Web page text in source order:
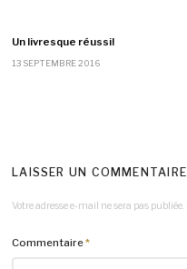
Un livresque réussi!
13 SEPTEMBRE 2016
LAISSER UN COMMENTAIRE
Votre adresse e-mail ne sera pas publiée.
Commentaire*